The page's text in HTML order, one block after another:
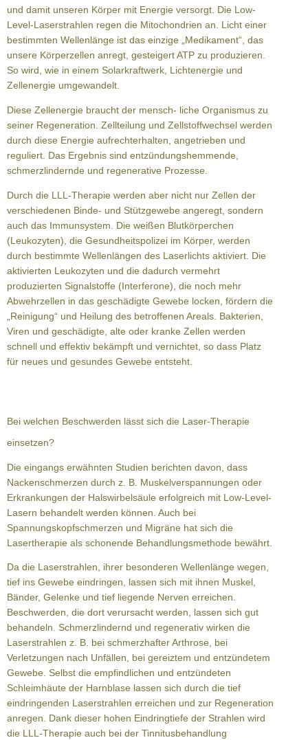
und damit unseren Körper mit Energie versorgt. Die Low-
Level-Laserstrahlen regen die Mitochondrien an. Licht einer
bestimmten Wellenlänge ist das einzige „Medikament“, das
unsere Körperzellen anregt, gesteigert ATP zu produzieren.
So wird, wie in einem Solarkraftwerk, Lichtenergie und
Zellenergie umgewandelt.
Diese Zellenergie braucht der mensch- liche Organismus zu
seiner Regeneration. Zellteilung und Zellstoffwechsel werden
durch diese Energie aufrechterhalten, angetrieben und
reguliert. Das Ergebnis sind entzündungshemmende,
schmerzlindernde und regenerative Prozesse.
Durch die LLL-Therapie werden aber nicht nur Zellen der
verschiedenen Binde- und Stützgewebe angeregt, sondern
auch das Immunsystem. Die weißen Blutkörperchen
(Leukozyten), die Gesundheitspolizei im Körper, werden
durch bestimmte Wellenlängen des Laserlichts aktiviert. Die
aktivierten Leukozyten und die dadurch vermehrt
produzierten Signalstoffe (Interferone), die noch mehr
Abwehrzellen in das geschädigte Gewebe locken, fördern die
„Reinigung“ und Heilung des betroffenen Areals. Bakterien,
Viren und geschädigte, alte oder kranke Zellen werden
schnell und effektiv bekämpft und vernichtet, so dass Platz
für neues und gesundes Gewebe entsteht.
Bei welchen Beschwerden lässt sich die Laser-Therapie
einsetzen?
Die eingangs erwähnten Studien berichten davon, dass
Nackenschmerzen durch z. B. Muskelverspannungen oder
Erkrankungen der Halswirbelsäule erfolgreich mit Low-Level-
Lasern behandelt werden können. Auch bei
Spannungskopfschmerzen und Migräne hat sich die
Lasertherapie als schonende Behandlungsmethode bewährt.
Da die Laserstrahlen, ihrer besonderen Wellenlänge wegen,
tief ins Gewebe eindringen, lassen sich mit ihnen Muskel,
Bänder, Gelenke und tief liegende Nerven erreichen.
Beschwerden, die dort verursacht werden, lassen sich gut
behandeln. Schmerzlindernd und regenerativ wirken die
Laserstrahlen z. B. bei schmerzhafter Arthrose, bei
Verletzungen nach Unfällen, bei gereiztem und entzündetem
Gewebe. Selbst die empfindlichen und entzündeten
Schleimhäute der Harnblase lassen sich durch die tief
eindringenden Laserstrahlen erreichen und zur Regeneration
anregen. Dank dieser hohen Eindringtiefe der Strahlen wird
die LLL-Therapie auch bei der Tinnitusbehandlung